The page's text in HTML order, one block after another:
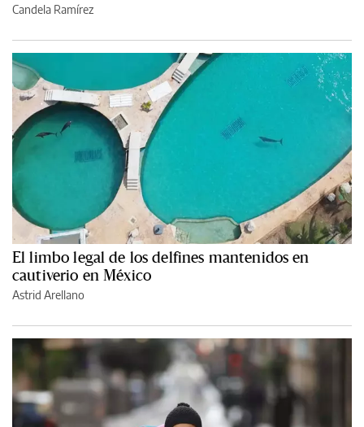
Candela Ramírez
El limbo legal de los delfines mantenidos en
cautiverio en México
Astrid Arellano